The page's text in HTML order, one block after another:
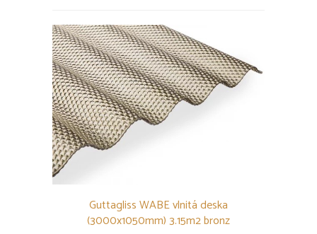
Guttagliss WABE vlnitá deska
(3000x1050mm) 3.15m2 bronz